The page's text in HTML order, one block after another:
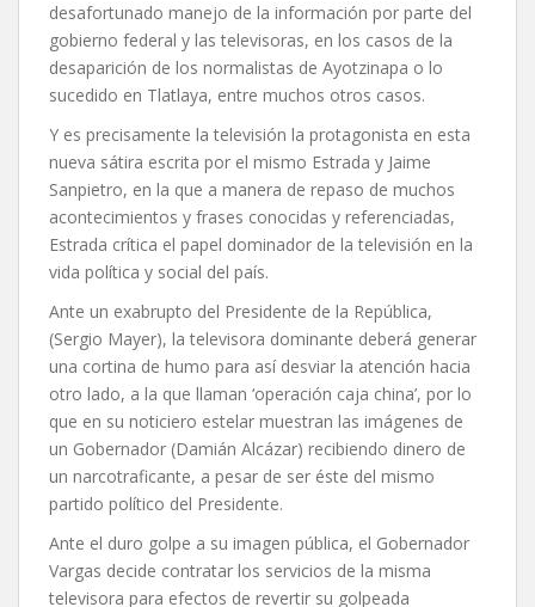
desafortunado manejo de la información por parte del
gobierno federal y las televisoras, en los casos de la
desaparición de los normalistas de Ayotzinapa o lo
sucedido en Tlatlaya, entre muchos otros casos.
Y es precisamente la televisión la protagonista en esta
nueva sátira escrita por el mismo Estrada y Jaime
Sanpietro, en la que a manera de repaso de muchos
acontecimientos y frases conocidas y referenciadas,
Estrada crítica el papel dominador de la televisión en la
vida política y social del país.
Ante un exabrupto del Presidente de la República,
(Sergio Mayer), la televisora dominante deberá generar
una cortina de humo para así desviar la atención hacia
otro lado, a la que llaman ‘operación caja china’, por lo
que en su noticiero estelar muestran las imágenes de
un Gobernador (Damián Alcázar) recibiendo dinero de
un narcotraficante, a pesar de ser éste del mismo
partido político del Presidente.
Ante el duro golpe a su imagen pública, el Gobernador
Vargas decide contratar los servicios de la misma
televisora para efectos de revertir su golpeada